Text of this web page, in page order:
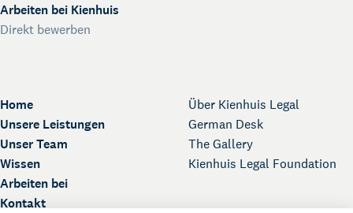
Home
Unsere Leistungen
Unser Team
Wissen
Arbeiten bei
Kontakt
Über Kienhuis Legal
German Desk
The Gallery
Kienhuis Legal Foundation
Arbeiten bei Kienhuis
Direkt bewerben